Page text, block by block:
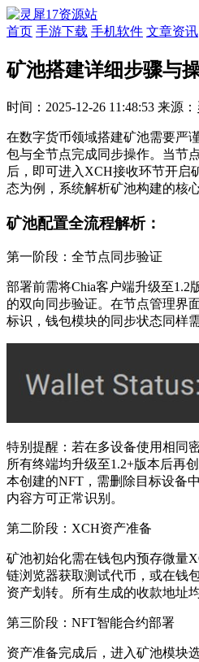
首页 手游下载 手机软件 文章资讯
矿池搭建详细步骤与
时间：2025-12-26 11:48:53 来源：
在数字货币领域搭建矿池需要严
包与全节点完成同步操作。当节
后，即可进入XCH接收环节开启
态为例，系统解析矿池构建的核
矿池配置全流程解析：
第一阶段：全节点同步验证
部署前需将Chia客户端升级至1.2
的双向同步验证。在节点管理界
标识，钱包模块的同步状态同样
特别提醒：若在多设备使用相同
所有终端均升级至1.2+版本后再
本创建的NFT，需删除目标设备
内容方可正常识别。
第二阶段：XCH资产准备
矿池初始化需在钱包内预存微量
链浏览器获取测试代币，或在钱
资产划转。所有生成的收款地址
第三阶段：NFT智能合约部署
资产准备完成后，进入矿池模块